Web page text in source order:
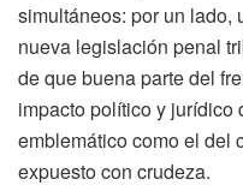
simultáneos: por un
nueva legislación penal
de que buena parte del
impacto político y jurídico
emblemático como el del
expuesto con crudeza.